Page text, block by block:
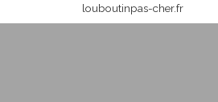
louboutinpas-cher.fr